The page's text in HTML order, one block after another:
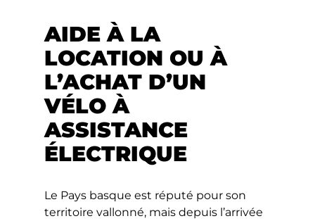
AIDE À LA
LOCATION OU À
L’ACHAT D’UN
VÉLO À
ASSISTANCE
ÉLECTRIQUE
Le Pays basque est réputé pour son
territoire vallonné, mais depuis l’arrivée